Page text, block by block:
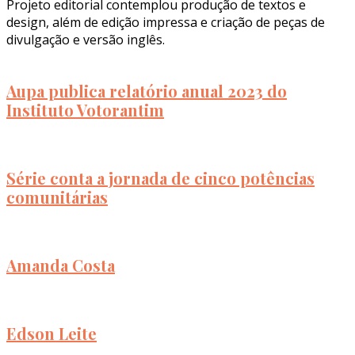
Projeto editorial contemplou produção de textos e
design, além de edição impressa e criação de peças de
divulgação e versão inglês.
Aupa publica relatório anual 2023 do
Instituto Votorantim
Série conta a jornada de cinco potências
comunitárias
Amanda Costa
Edson Leite